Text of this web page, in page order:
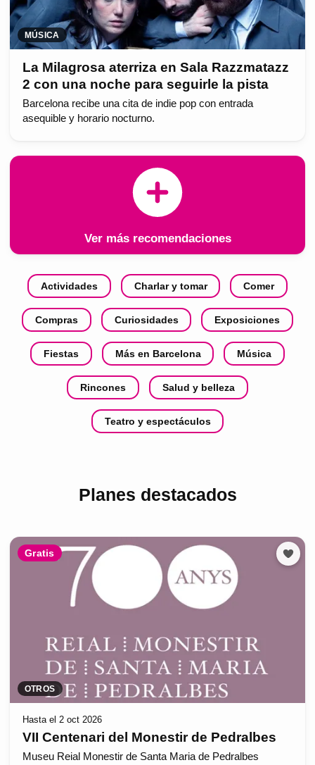
MÚSICA
La Milagrosa aterriza en Sala Razzmatazz
2 con una noche para seguirle la pista
Barcelona recibe una cita de indie pop con entrada
asequible y horario nocturno.
Ver más recomendaciones
Actividades Charlar y tomar Comer
Compras Curiosidades Exposiciones
Fiestas Más en Barcelona Música
Rincones Salud y belleza
Teatro y espectáculos
Planes destacados
Gratis
OTROS
Hasta el 2 oct 2026
VII Centenari del Monestir de Pedralbes
Museu Reial Monestir de Santa Maria de Pedralbes